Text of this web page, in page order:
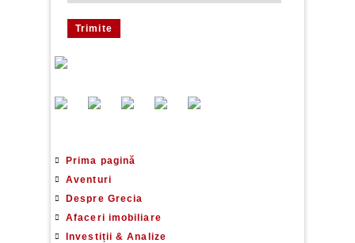
Prima pagină
Aventuri
Despre Grecia
Afaceri imobiliare
Investiții & Analize